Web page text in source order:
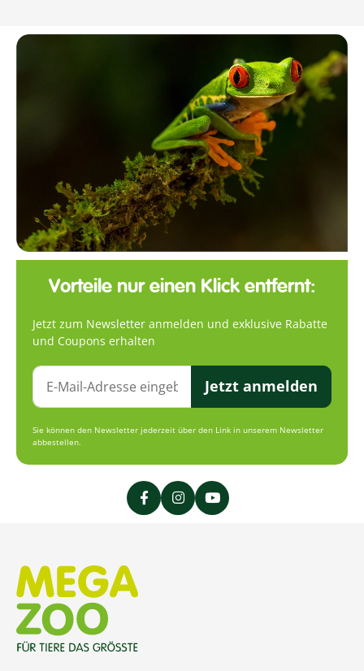
Vorteile nur einen Klick entfernt:
Jetzt zum Newsletter anmelden und exklusive Rabatte
und Coupons erhalten
Jetzt anmelden
Sie können den Newsletter jederzeit über den Link in unserem Newsletter
abbestellen.